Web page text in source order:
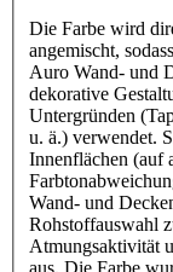
Die Farbe wird
angemischt,
Auro Wand- und
dekorative
Untergründen
u. ä.) verwendet.
Innenflächen (auf
Wand- und
Rohstoffauswahl
Atmungsaktivität
aus. Die Farbe